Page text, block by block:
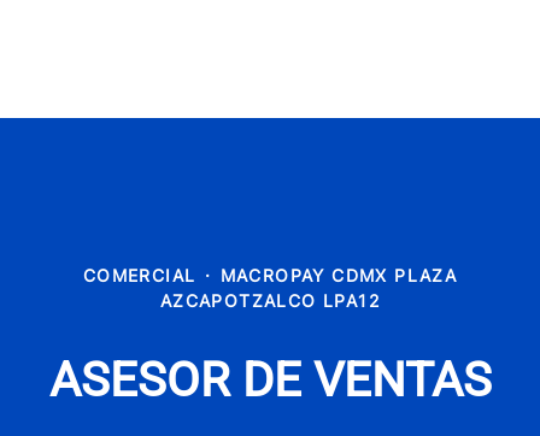
COMERCIAL · MACROPAY CDMX PLAZA
AZCAPOTZALCO LPA12
ASESOR DE VENTAS